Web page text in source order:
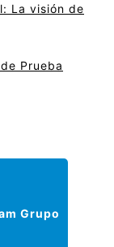
La visión de
Prueba
Grupo